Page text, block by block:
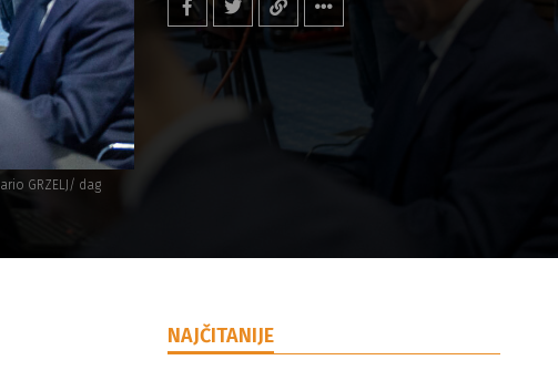
GRZELJ/ dag
NAJČITANIJE